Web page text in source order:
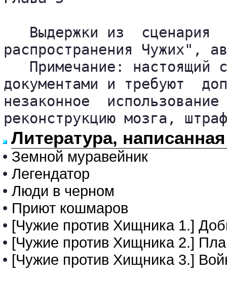
Выдержки из  сценария
распространения Чужих",
Примечание: настоящий
документами и требуют
незаконное
реконструкцию мозга,
Литература,
• Земной муравейник
• Легендатор
• Люди в черном
• Приют кошмаров
• [Чужие против Хищника 1.]
• [Чужие против Хищника 2.]
• [Чужие против Хищника 3.]